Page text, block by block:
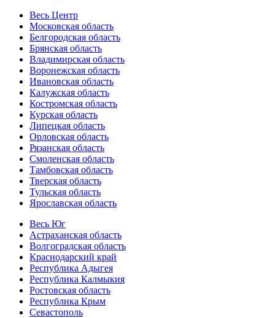
Весь Центр
Московская область
Белгородская область
Брянская область
Владимирская область
Воронежская область
Ивановская область
Калужская область
Костромская область
Курская область
Липецкая область
Орловская область
Рязанская область
Смоленская область
Тамбовская область
Тверская область
Тульская область
Ярославская область
Весь Юг
Астраханская область
Волгоградская область
Краснодарский край
Республика Адыгея
Республика Калмыкия
Ростовская область
Республика Крым
Севастополь